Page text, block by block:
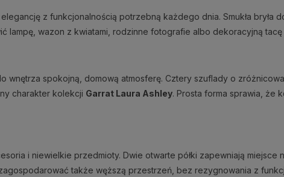
z funkcjonalnością potrzebną każdego dnia. Smukła bryła
lampę, wazon z kwiatami, rodzinne fotografie albo dekoracyjną
wnętrza spokojną, domową atmosferę. Cztery szuflady o
charakter kolekcji Garrat Laura Ashley. Prosta forma sprawia, że
i niewielkie przedmioty. Dwie otwarte półki zapewniają miejsce
także węższą przestrzeń, bez rezygnowania z